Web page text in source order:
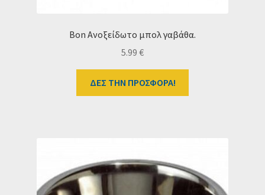
Bon Ανοξείδωτο μπολ γαβάθα.
5.99 €
ΔΕΣ ΤΗΝ ΠΡΟΣΦΟΡΑ!